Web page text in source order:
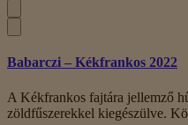
Babarczi – Kékfrankos 2022
A Kékfrankos fajtára jellemző
zöldfűszerekkel kiegészülve.